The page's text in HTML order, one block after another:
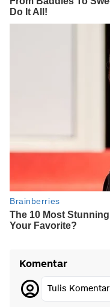
Komentar
Tulis